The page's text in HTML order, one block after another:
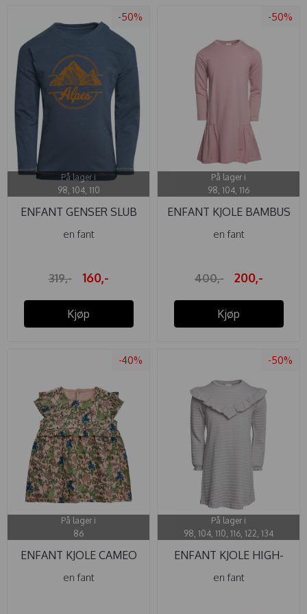
-50%
På lager i
98, 104, 110
ENFANT GENSER SLUB
DARK SLATE
en fant
319,- 160,-
Kjøp
-50%
På lager i
98, 104, 116
ENFANT KJOLE BAMBUS
WOODROSE
en fant
400,- 200,-
Kjøp
-40%
På lager i
86
ENFANT KJOLE CAMEO
FLOWERS
en fant
-50%
På lager i
98, 104, 110, 116, 122, 134
ENFANT KJOLE HIGH-
RISE SMOCK
en fant